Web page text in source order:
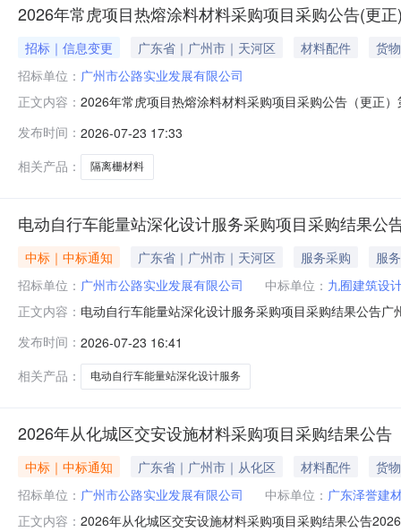
2026年常虎项目热熔涂料材料采购项目采购公告(更
招标｜信息变更 广东省｜广州市｜天河区 材料配件
货物
招标单位： 广州市公路实业发展有限公司
正文内容： 2026年常虎项目热熔涂料材料采购项目采购公告（更正
有限公司（以下简称“采购方”）就以下采购项目进行采
式比选四、采购内容隔离栅材料，详见比选函五、采购项
发布时间： 2026-07-23 17:33
相关产品：
隔离栅材料
电动自行车能量站深化设计服务采购项目采购结果公
中标｜中标通知 广东省｜广州市｜天河区 服务采购
服务
招标单位： 广州市公路实业发展有限公司 中标单位： 九囿建筑设
正文内容： 电动自行车能量站深化设计服务采购项目采购结果公告
囿建筑设计（集团）有限公司;六、采购方联系方式联系
路实业发展有限公司日期：20
发布时间： 2026-07-23 16:41
相关产品：
电动自行车能量站深化设计服务
2026年从化城区交安设施材料采购项目采购结果公告
中标｜中标通知 广东省｜广州市｜从化区 材料配件
货物
招标单位： 广州市公路实业发展有限公司 中标单位： 广东泽誉建
正文内容： 2026年从化城区交安设施材料采购项目采购结果公告